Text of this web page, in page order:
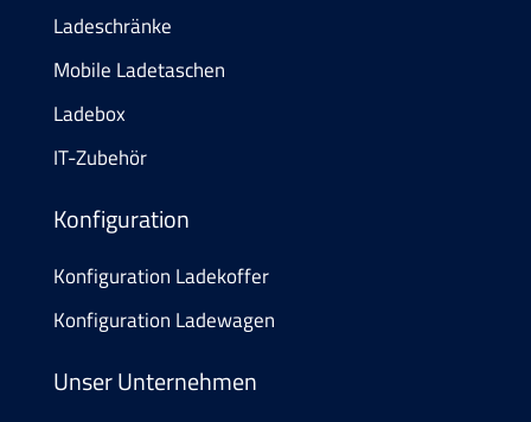
Ladeschränke
Mobile Ladetaschen
Ladebox
IT-Zubehör
Konfiguration
Konfiguration Ladekoffer
Konfiguration Ladewagen
Unser Unternehmen